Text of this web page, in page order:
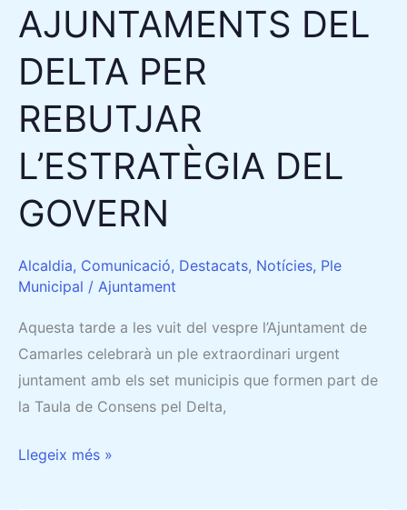
AJUNTAMENTS DEL
DELTA PER
REBUTJAR
L’ESTRATÈGIA DEL
GOVERN
Alcaldia, Comunicació, Destacats, Notícies, Ple
Municipal / Ajuntament
Aquesta tarde a les vuit del vespre l’Ajuntament de
Camarles celebrarà un ple extraordinari urgent
juntament amb els set municipis que formen part de
la Taula de Consens pel Delta,
GOVERN
Llegeix més »